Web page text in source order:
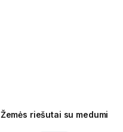
Žemės riešutai su medumi